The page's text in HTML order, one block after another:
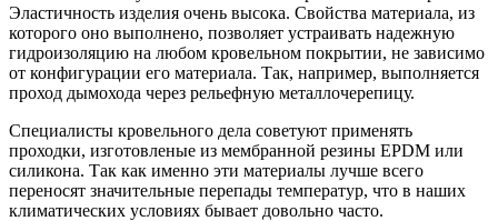
Эластичность изделия очень высока. Свойства материала, из
которого оно выполнено, позволяет устраивать надежную
гидроизоляцию на любом кровельном покрытии, не зависимо
от конфигурации его материала. Так, например, выполняется
проход дымохода через рельефную металлочерепицу.
Специалисты кровельного дела советуют применять
проходки, изготовленые из мембранной резины EPDM или
силикона. Так как именно эти материалы лучше всего
переносят значительные перепады температур, что в наших
климатических условиях бывает довольно часто.